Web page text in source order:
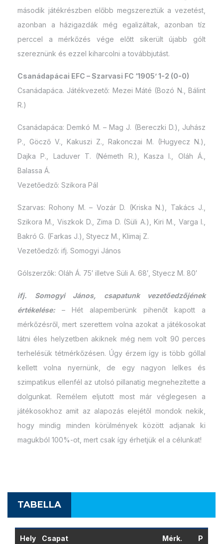
második játékrészben előbb megszereztük a vezetést,
azonban a házigazdák még egalizáltak, azonban tíz
perccel a mérkőzés vége előtt sikerült újabb gólt
szereznünk és ezzel kiharcolni a továbbjutást.
Csanádapácai EFC – Szarvasi FC ‘1905’ 1-2 (0-0)
Csanádapáca. Játékvezető: Mezei Máté (Bozó N., Bálint
R.)
Csanádapáca: Demkó M. – Mag J. (Bereczki D.), Juhász
P., Göcző V., Kakuszi Z., Rakonczai M. (Hugyecz N.),
Dajka P., Laduver T. (Németh R.), Kasza I., Oláh Á.,
Balassa Á.
Vezetőedző: Szikora Pál
Szarvas: Rohony M. – Vozár D. (Kriska N.), Takács J.,
Szikora M., Viszkok D., Zima D. (Süli A.), Kiri M., Varga I.,
Bakró G. (Farkas J.), Styecz M., Klimaj Z.
Vezetőedző: ifj. Somogyi János
Gólszerzők: Oláh Á. 75′ illetve Süli A. 68′, Styecz M. 80′
ifj. Somogyi János, csapatunk vezetőedzőjének
értékelése: – Hét alapemberünk pihenőt kapott a
mérkőzésről, mert szerettem volna azokat a játékosokat
látni éles helyzetben akiknek még nem volt 90 perces
terhelésük tétmérkőzésen. Úgy érzem így is több góllal
kellett volna nyernünk, de egy nagyon lelkes és
szimpatikus ellenfél az utolsó pillanatig megnehezítette a
dolgunkat. Remélem eljutott most már véglegesen a
játékosokhoz amit az alapozás elejétől mondok nekik,
hogy mindig minden körülmények között adjanak ki
magukból 100%-ot, mert csak így érhetjük el a célunkat!
TABELLA
Hely Csapat Mérk. P